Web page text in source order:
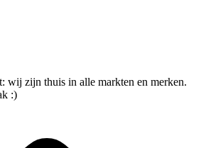
wij zijn thuis in alle markten en merken.
:)